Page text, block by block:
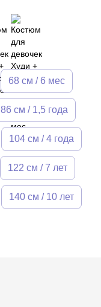
68 см / 6 мес
86 см / 1,5 года
104 см / 4 года
122 см / 7 лет
140 см / 10 лет